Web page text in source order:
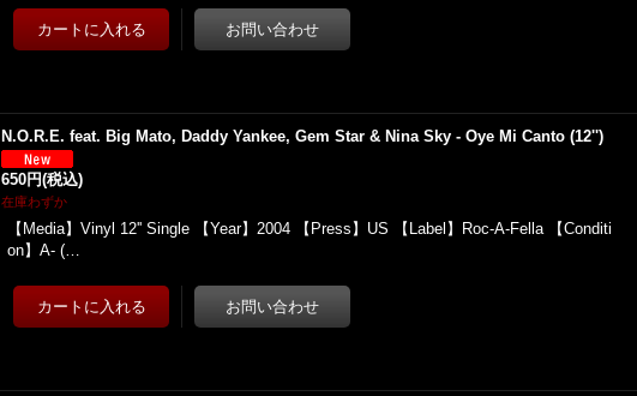
N.O.R.E. feat. Big Mato, Daddy Yankee, Gem Star & Nina Sky - Oye Mi Canto (12'')
650円(税込)
在庫わずか
【Media】Vinyl 12'' Single 【Year】2004 【Press】US 【Label】Roc-A-Fella 【Conditi
on】A- (…